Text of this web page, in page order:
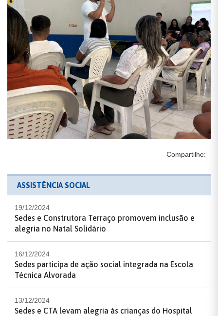
Compartilhe:
ASSISTÊNCIA SOCIAL
19/12/2024
Sedes e Construtora Terraço promovem inclusão e
alegria no Natal Solidário
16/12/2024
Sedes participa de ação social integrada na Escola
Técnica Alvorada
13/12/2024
Sedes e CTA levam alegria às crianças do Hospital